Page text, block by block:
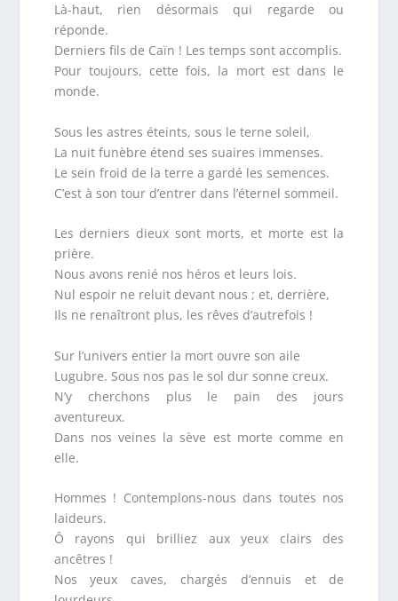
Là-haut, rien désormais qui regarde ou
réponde.
Derniers fils de Caïn ! Les temps sont accomplis.
Pour toujours, cette fois, la mort est dans le
monde.
Sous les astres éteints, sous le terne soleil,
La nuit funèbre étend ses suaires immenses.
Le sein froid de la terre a gardé les semences.
C’est à son tour d’entrer dans l’éternel sommeil.
Les derniers dieux sont morts, et morte est la
prière.
Nous avons renié nos héros et leurs lois.
Nul espoir ne reluit devant nous ; et, derrière,
Ils ne renaîtront plus, les rêves d’autrefois !
Sur l’univers entier la mort ouvre son aile
Lugubre. Sous nos pas le sol dur sonne creux.
N’y cherchons plus le pain des jours
aventureux.
Dans nos veines la sève est morte comme en
elle.
Hommes ! Contemplons-nous dans toutes nos
laideurs.
Ô rayons qui brilliez aux yeux clairs des
ancêtres !
Nos yeux caves, chargés d’ennuis et de